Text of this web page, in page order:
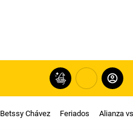
Betssy Chávez Feriados Alianza